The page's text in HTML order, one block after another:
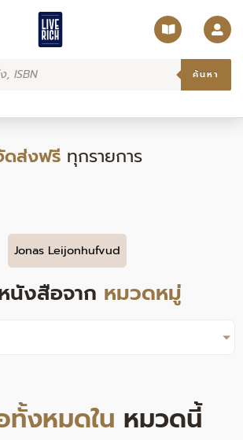
ค้นหา
ดส่งฟรี ทุกรายการ
Jonas Leijonhufvud
นังสือจาก หมวดหมู่
งหมดใน หมวดนี้